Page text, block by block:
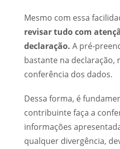
Mesmo com essa
revisar tudo com
declaração. A pré-
bastante na declaração,
conferência dos dados.
Dessa forma, é
contribuinte faça a
informações
qualquer divergência,